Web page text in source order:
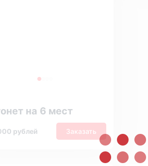
на 6 мест
рублей Заказать